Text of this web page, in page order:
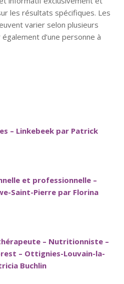
les résultats spécifiques. Les
varier selon plusieurs
d’une personne à
– Linkebeek par Patrick
et professionnelle –
Saint-Pierre par Florina
– Nutritionniste –
– Ottignies-Louvain-la-
Buchlin